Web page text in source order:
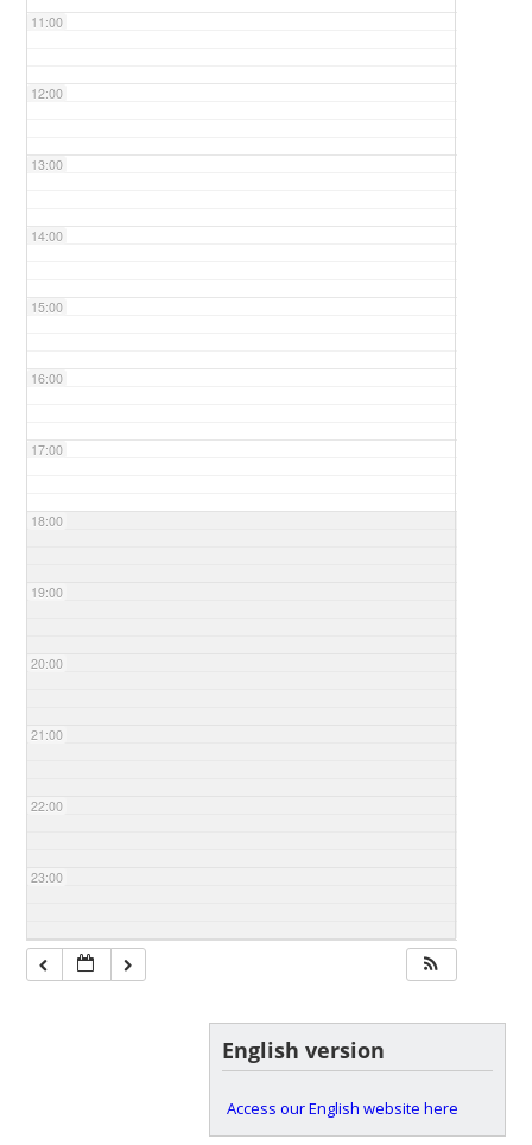
11:00
12:00
13:00
14:00
15:00
16:00
17:00
18:00
19:00
20:00
21:00
22:00
23:00
English version
Access our English website here